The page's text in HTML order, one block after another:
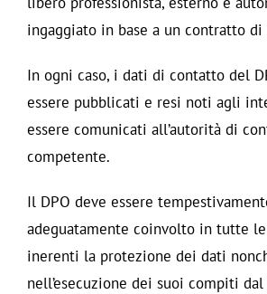
ingaggiato in base a un contratto di
In ogni caso, i dati di contatto del
essere pubblicati e resi noti agli
essere comunicati all’autorità di
competente.
Il DPO deve essere
adeguatamente coinvolto in tutte
inerenti la protezione dei dati
nell’esecuzione dei suoi compiti